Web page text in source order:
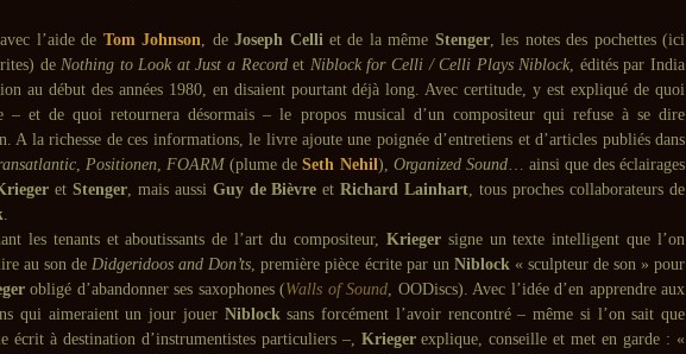
l’aide de Tom Johnson, deJoseph Celliet de la même Stenger, les notes des pochettes (ici
deNothing to Look at Just a Recordet Niblock for Celli / Celli Plays Niblock, édités par India
au début des années 1980, en disaient pourtant déjà long. Avec certitude, y est expliqué de quoi
– et de quoi retournera désormais – le propos musical d’un compositeur qui refuse à se dire
A la richesse de ces informations, le livre ajoute une poignée d’entretiens et d’articles publiés dans
,Positionen,FOARM (plume deSeth Nehil), Organized Sound… ainsi que des éclairages
et Stenger, mais aussi Guy de Bièvre etRichard Lainhart, tous proches collaborateurs de
.
les tenants et aboutissants de l’art du compositeur, Kriegersigne un texte intelligent que l’on
au son deDidgeridoos and Don’ts, première pièce écrite par un Niblock« sculpteur de son » pour
obligé d’abandonner ses saxophones (Walls of Sound, OODiscs). Avec l’idée d’en apprendre aux
qui aimeraient un jour jouer Niblocksans forcément l’avoir rencontré – même si l’on sait que
écrit à destination d’instrumentistes particuliers –, Kriegerexplique, conseille et met en garde : «